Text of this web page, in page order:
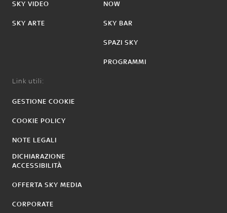
SKY VIDEO
SKY ARTE
NOW
SKY BAR
SPAZI SKY
PROGRAMMI
Link utili:
GESTIONE COOKIE
COOKIE POLICY
NOTE LEGALI
DICHIARAZIONE
ACCESSIBILITÀ
OFFERTA SKY MEDIA
CORPORATE